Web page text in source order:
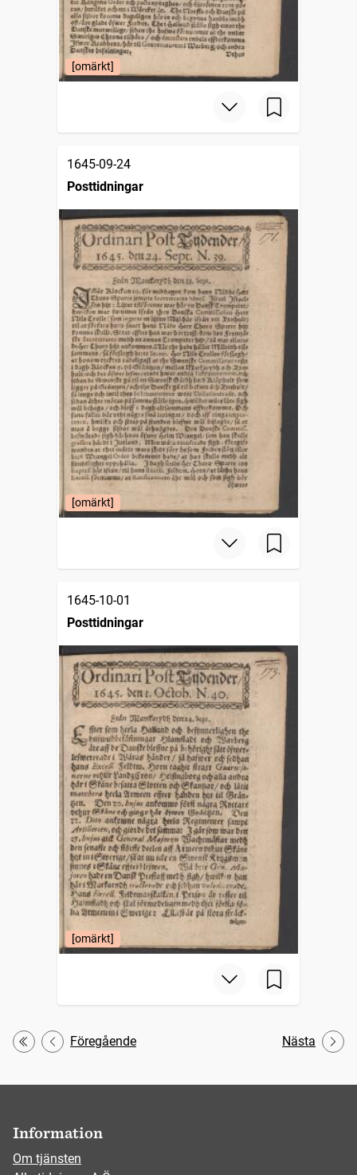
[omärkt]
1645-09-24
Posttidningar
[omärkt]
1645-10-01
Posttidningar
[omärkt]
Första
Föregående Nästa
Information
Om tjänsten